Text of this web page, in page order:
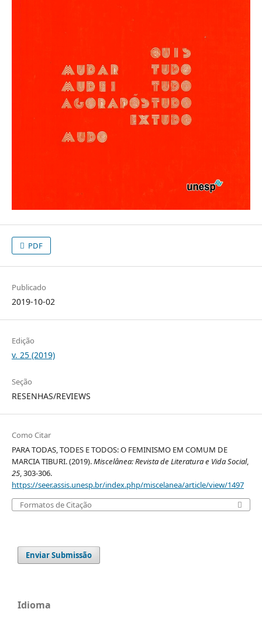
PDF
Publicado
2019-10-02
Edição
v. 25 (2019)
Seção
RESENHAS/REVIEWS
Como Citar
PARA TODAS, TODES E TODOS: O FEMINISMO EM COMUM DE
MARCIA TIBURI. (2019).Miscelânea: Revista de Literatura e Vida Social,
25, 303-306.
https://seer.assis.unesp.br/index.php/miscelanea/article/view/1497
Formatos de Citação
Enviar Submissão
Idioma